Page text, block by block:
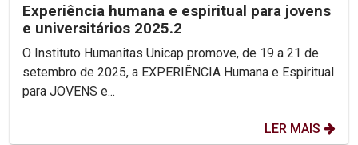
Experiência humana e espiritual para jovens
e universitários 2025.2
O Instituto Humanitas Unicap promove, de 19 a 21 de
setembro de 2025, a EXPERIÊNCIA Humana e Espiritual
para JOVENS e...
LER MAIS